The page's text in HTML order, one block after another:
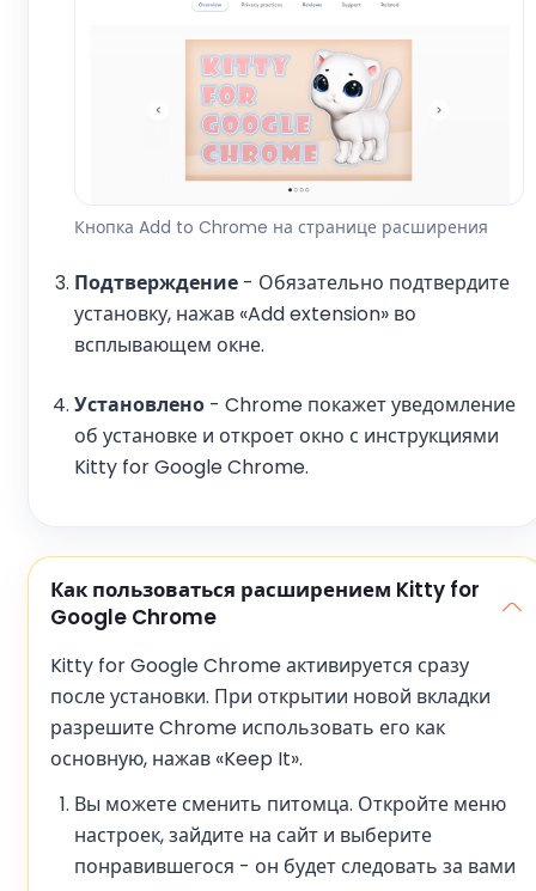
Кнопка Add to Chrome на странице расширения
Подтверждение - Обязательно подтвердите
установку, нажав «Add extension» во
всплывающем окне.
Установлено - Chrome покажет уведомление
об установке и откроет окно с инструкциями
Kitty for Google Chrome.
Как пользоваться расширением Kitty for
Google Chrome
Kitty for Google Chrome активируется сразу
после установки. При открытии новой вкладки
разрешите Chrome использовать его как
основную, нажав «Keep It».
Вы можете сменить питомца. Откройте меню
настроек, зайдите на сайт и выберите
понравившегося - он будет следовать за вами